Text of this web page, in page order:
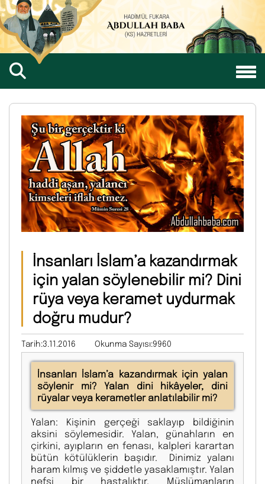
İnsanları İslam’a kazandırmak
için yalan söylenebilir mi? Dini
rüya veya keramet uydurmak
doğru mudur?
Tarih:3.11.2016 Okunma Sayısı:9960
İnsanları İslam’a kazandırmak için yalan
söylenir mi? Yalan dini hikâyeler, dini
rüyalar veya kerametler anlatılabilir mi?
Yalan: Kişinin gerçeği saklayıp bildiğinin
aksini söylemesidir. Yalan, günahların en
çirkini, ayıpların en fenası, kalpleri karartan
bütün kötülüklerin başıdır. Dinimiz yalanı
haram kılmış ve şiddetle yasaklamıştır. Yalan
nefsi bir hastalıktır, Müslümanların